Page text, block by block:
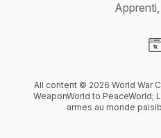
All content © 2026 World War
WeaponWorld to PeaceWorld;
armes au monde